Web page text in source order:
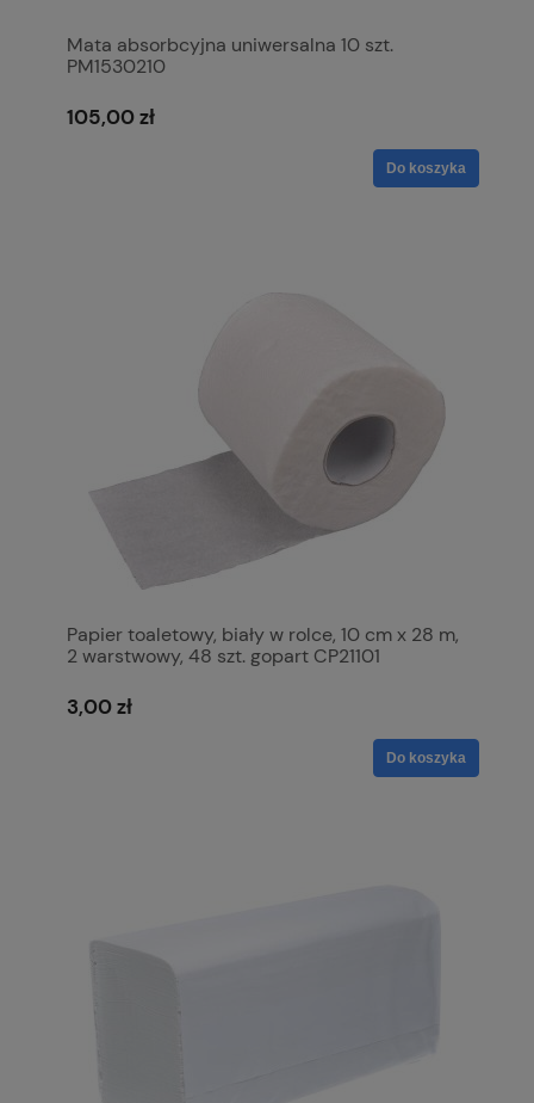
Mata absorbcyjna uniwersalna 10 szt.
PM1530210
105,00 zł
Do koszyka
Papier toaletowy, biały w rolce, 10 cm x 28 m,
2 warstwowy, 48 szt. gopart CP21101
3,00 zł
Do koszyka